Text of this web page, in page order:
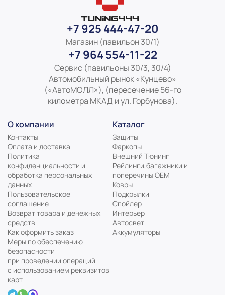
+7 925 444-47-20
Магазин (павильон 30/1)
+7 964 554-11-22
Сервис (павильоны 30/3, 30/4)
Автомобильный рынок «Кунцево»
(«АвтоМОЛЛ»), (пересечение 56-го
километра МКАД и ул. Горбунова).
О компании
Контакты
Оплата и доставка
Политика
конфиденциальности и
обработка персональных
данных
Пользовательское
соглашение
Возврат товара и денежных
средств
Как оформить заказ
Меры по обеспечению
безопасности
при проведении операций
с использованием реквизитов
карт
Каталог
Защиты
Фаркопы
Внешний Тюнинг
Рейлинги,багажники и
поперечины ОЕМ
Ковры
Подкрылки
Спойлер
Интерьер
Автосвет
Аккумуляторы